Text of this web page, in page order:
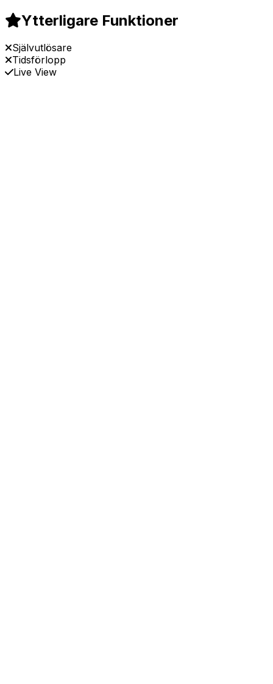
Ytterligare Funktioner
Självutlösare
Tidsförlopp
Live View